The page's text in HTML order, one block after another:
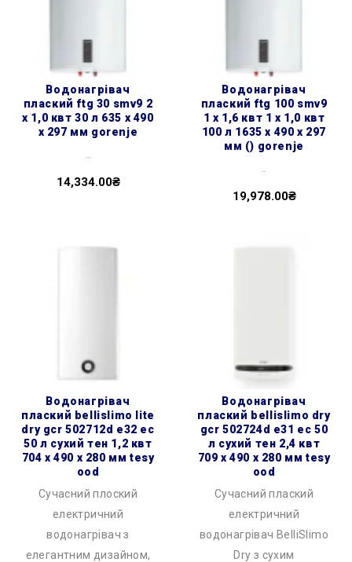
водонагрівач
плаский ftg 30 smv9 2
х 1,0 квт 30 л 635 x 490
x 297 мм gorenje
14,334.00₴
водонагрівач
плаский ftg 100 smv9
1 х 1,6 квт 1 х 1,0 квт
100 л 1635 x 490 x 297
мм () gorenje
19,978.00₴
водонагрівач
плаский bellislimo lite
dry gcr 502712d e32 ec
50 л сухий тен 1,2 квт
704 x 490 x 280 мм tesy
ood
Сучасний плоский
електричний
водонагрівач з
елегантним дизайном,
водонагрівач
плаский bellislimo dry
gcr 502724d e31 ec 50
л сухий тен 2,4 квт
709 x 490 x 280 мм tesy
ood
Сучасний плаский
електричний
водонагрівач BelliSlimo
Dry з сухим